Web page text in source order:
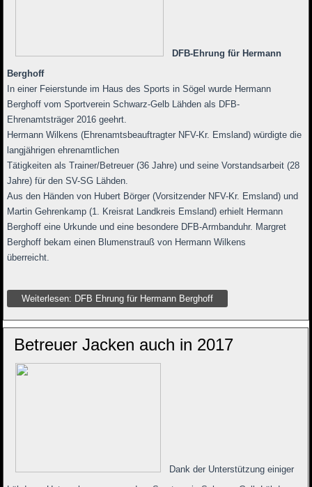
DFB-Ehrung für Hermann
Berghoff
In einer Feierstunde im Haus des Sports in Sögel wurde Hermann
Berghoff vom Sportverein Schwarz-Gelb Lähden als DFB-
Ehrenamtsträger 2016 geehrt.
Hermann Wilkens (Ehrenamtsbeauftragter NFV-Kr. Emsland) würdigte die
langjährigen ehrenamtlichen
Tätigkeiten als Trainer/Betreuer (36 Jahre) und seine Vorstandsarbeit (28
Jahre) für den SV-SG Lähden.
Aus den Händen von Hubert Börger (Vorsitzender NFV-Kr. Emsland) und
Martin Gehrenkamp (1. Kreisrat Landkreis Emsland) erhielt Hermann
Berghoff eine Urkunde und eine besondere DFB-Armbanduhr. Margret
Berghoff bekam einen Blumenstrauß von Hermann Wilkens
überreicht.
Weiterlesen: DFB Ehrung für Hermann Berghoff
Betreuer Jacken auch in 2017
Dank der Unterstützung einiger